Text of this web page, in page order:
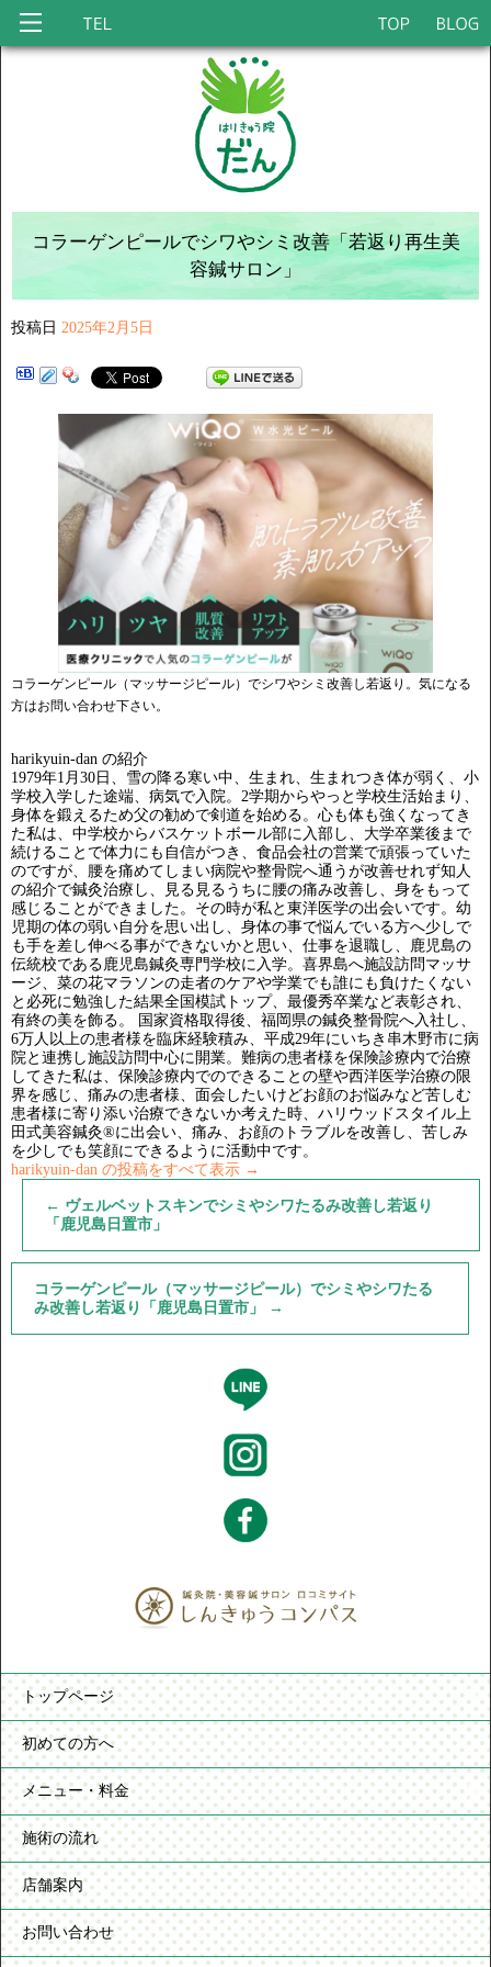
コラーゲンピールでシワやシミ改善「若返り再生美
容鍼サロン」
投稿日 2025年2月5日
コラーゲンピール（マッサージピール）でシワやシミ改善し若返り。気になる
方はお問い合わせ下さい。
harikyuin-dan の紹介
1979年1月30日、雪の降る寒い中、生まれ、生まれつき体が弱く、小
学校入学した途端、病気で入院。2学期からやっと学校生活始まり、
身体を鍛えるため父の勧めで剣道を始める。心も体も強くなってき
た私は、中学校からバスケットボール部に入部し、大学卒業後まで
続けることで体力にも自信がつき、食品会社の営業で頑張っていた
のですが、腰を痛めてしまい病院や整骨院へ通うが改善せれず知人
の紹介で鍼灸治療し、見る見るうちに腰の痛み改善し、身をもって
感じることができました。その時が私と東洋医学の出会いです。幼
児期の体の弱い自分を思い出し、身体の事で悩んでいる方へ少しで
も手を差し伸べる事ができないかと思い、仕事を退職し、鹿児島の
伝統校である鹿児島鍼灸専門学校に入学。喜界島へ施設訪問マッサ
ージ、菜の花マラソンの走者のケアや学業でも誰にも負けたくない
と必死に勉強した結果全国模試トップ、最優秀卒業など表彰され、
有終の美を飾る。 国家資格取得後、福岡県の鍼灸整骨院へ入社し、
6万人以上の患者様を臨床経験積み、平成29年にいちき串木野市に病
院と連携し施設訪問中心に開業。難病の患者様を保険診療内で治療
してきた私は、保険診療内でのできることの壁や西洋医学治療の限
界を感じ、痛みの患者様、面会したいけどお顔のお悩みなど苦しむ
患者様に寄り添い治療できないか考えた時、ハリウッドスタイル上
田式美容鍼灸®に出会い、痛み、お顔のトラブルを改善し、苦しみ
を少しでも笑顔にできるように活動中です。
harikyuin-dan の投稿をすべて表示 →
← ヴェルベットスキンでシミやシワたるみ改善し若返り
「鹿児島日置市」
コラーゲンピール（マッサージピール）でシミやシワたる
み改善し若返り「鹿児島日置市」
→
トップページ
初めての方へ
メニュー・料金
施術の流れ
店舗案内
お問い合わせ